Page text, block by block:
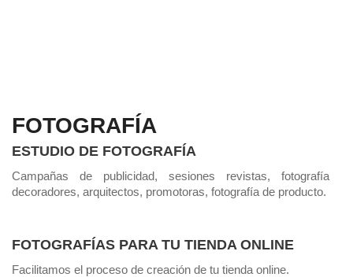
FOTOGRAFÍA
ESTUDIO DE FOTOGRAFÍA
Campañas de publicidad, sesiones revistas, fotografía
decoradores, arquitectos, promotoras, fotografía de producto.
FOTOGRAFÍAS PARA TU TIENDA ONLINE
Facilitamos el proceso de creación de tu tienda online.